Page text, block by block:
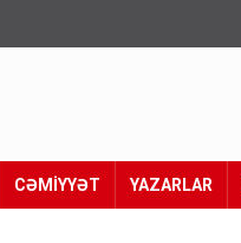
CƏMİYYƏT YAZARLAR